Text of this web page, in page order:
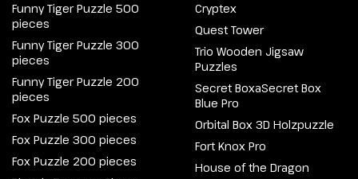
Funny Tiger Puzzle 500
pieces
Funny Tiger Puzzle 300
pieces
Funny Tiger Puzzle 200
pieces
Fox Puzzle 500 pieces
Fox Puzzle 300 pieces
Fox Puzzle 200 pieces
Cryptex
Quest Tower
Trio Wooden Jigsaw
Puzzles
Secret BoxaSecret Box
Blue Pro
Orbital Box 3D Holzpuzzle
Fort Knox Pro
House of the Dragon